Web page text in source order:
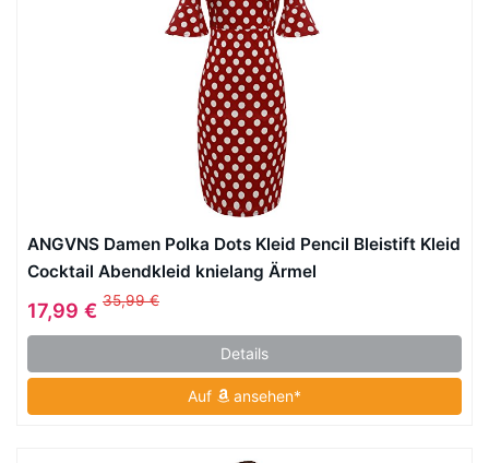
ANGVNS Damen Polka Dots Kleid Pencil Bleistift Kleid
Cocktail Abendkleid knielang Ärmel
17,99 € 35,99 €
Details
Auf ansehen*